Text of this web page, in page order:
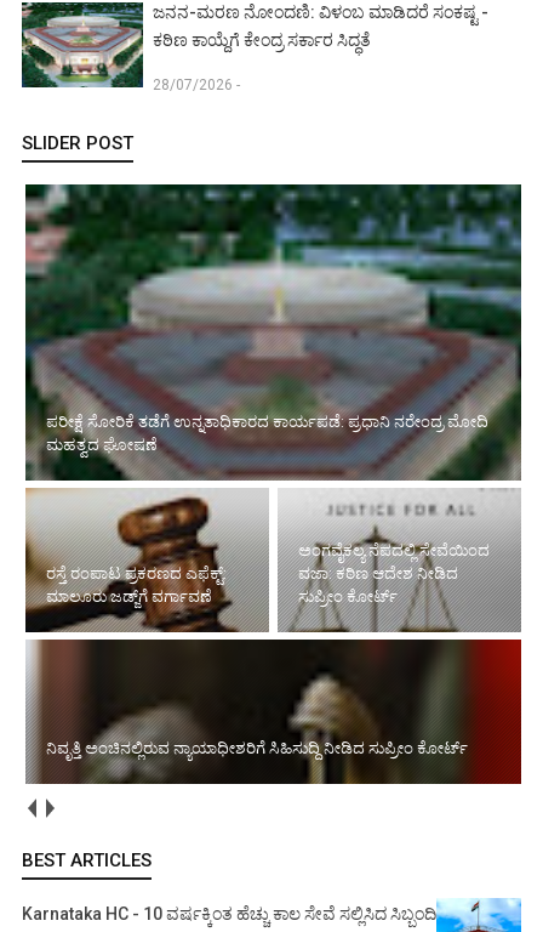
ಜನನ-ಮರಣ ನೋಂದಣಿ: ವಿಳಂಬ ಮಾಡಿದರೆ ಸಂಕಷ್ಟ -
ಕಠಿಣ ಕಾಯ್ದೆಗೆ ಕೇಂದ್ರ ಸರ್ಕಾರ ಸಿದ್ಧತೆ
28/07/2026 -
SLIDER POST
ರಸ್ತೆ ರಂಪಾಟ ಪ್ರಕರಣದ ಎಫೆಕ್ಟ್‌: ಮಾಲೂರು ಜಡ್ಜ್‌ಗೆ ವರ್ಗಾವಣೆ
ಅಂಗವೈಕಲ್ಯ ನೆಪದಲ್ಲಿ ಸೇವೆಯಿಂದ
ವಜಾ: ಕಠಿಣ ಆದೇಶ ನೀಡಿದ
ಸುಪ್ರೀಂ ಕೋರ್ಟ್‌
ನಿವೃತ್ತಿ ಅಂಚಿನಲ್ಲಿರುವ ನ್ಯಾಯಾಧೀಶರಿಗೆ
ಸಿಹಿಸುದ್ದಿ ನೀಡಿದ ಸುಪ್ರೀಂ ಕೋರ್ಟ್‌
ಮಾಲೂರು ಜಡ್ಜ್‌ ಕಥೆ ಏನು..? ನ್ಯಾಯಾಂಗ ಅಧಿಕಾರಿ ವಿರುದ್ಧ ಹೈಕೋರ್ಟ್
ಕೆಂಡಾಮಂಡಲ
BEST ARTICLES
Karnataka HC - 10 ವರ್ಷಕ್ಕಿಂತ ಹೆಚ್ಚು ಕಾಲ ಸೇವೆ ಸಲ್ಲಿಸಿದ ಸಿಬ್ಬಂದಿ